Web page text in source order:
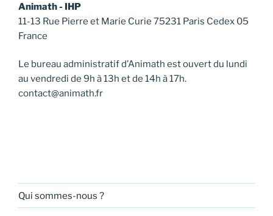
Animath - IHP
11-13 Rue Pierre et Marie Curie 75231 Paris Cedex 05
France
Le bureau administratif d’Animath est ouvert du lundi
au vendredi de 9h à 13h et de 14h à 17h.
contact@animath.fr
Qui sommes-nous ?